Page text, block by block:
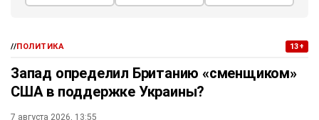
//ПОЛИТИКА 13+
Запад определил Британию «сменщиком»
США в поддержке Украины?
7 августа 2026, 13:55